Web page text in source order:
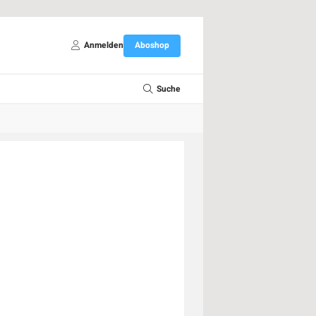
Anmelden Aboshop
Suche